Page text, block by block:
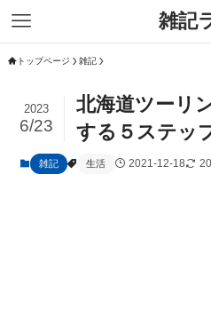
雑記
トップページ 雑記
北海道ツーリ
する５ステッ
2023
6/23
雑記 生活 2021-12-18